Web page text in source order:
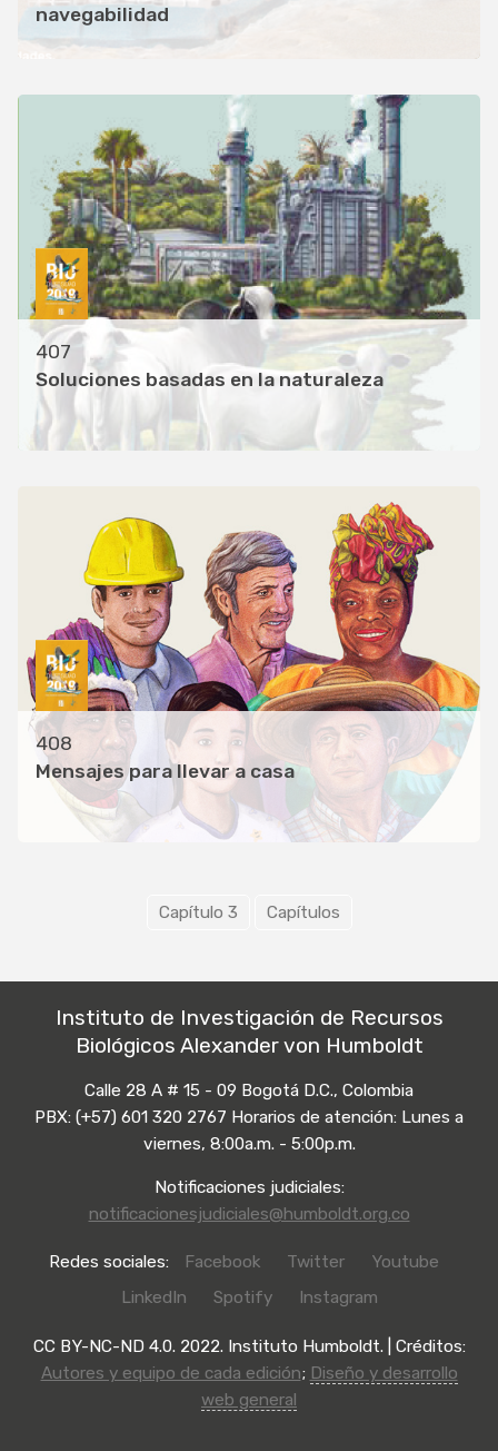
navegabilidad
407
Soluciones basadas en la naturaleza
408
Mensajes para llevar a casa
Capítulo 3 Capítulos
Instituto de Investigación de Recursos
Biológicos Alexander von Humboldt
Calle 28 A # 15 - 09 Bogotá D.C., Colombia
PBX: (+57) 601 320 2767 Horarios de atención: Lunes a
viernes, 8:00a.m. - 5:00p.m.
Notificaciones judiciales:
notificacionesjudiciales@humboldt.org.co
Redes sociales: Facebook Twitter
Youtube
LinkedIn
Spotify Instagram
CC BY-NC-ND 4.0. 2022. Instituto Humboldt. | Créditos:
Autores y equipo de cada edición; Diseño y desarrollo
web general